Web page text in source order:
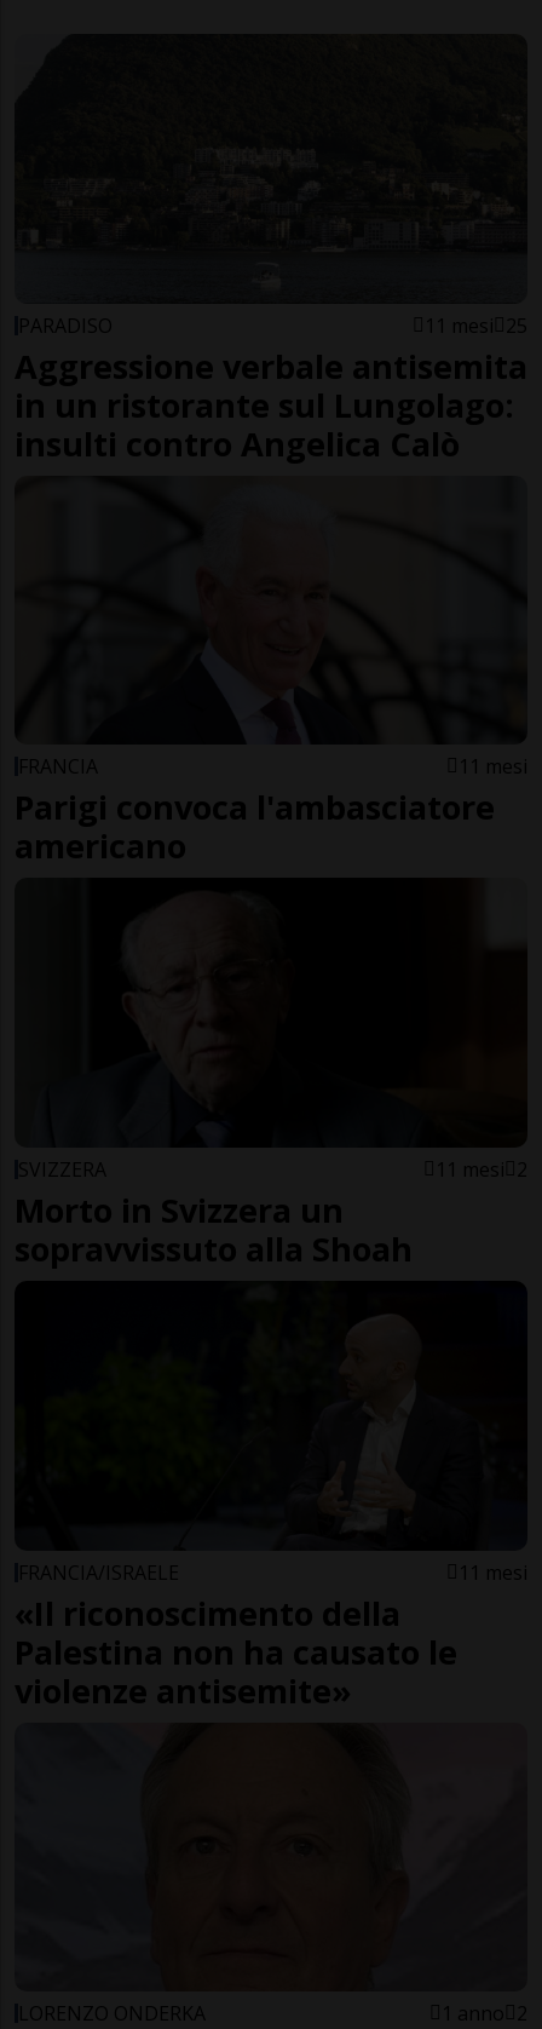
PARADISO 11 mesi 25
Aggressione verbale antisemita
in un ristorante sul Lungolago:
insulti contro Angelica Calò
FRANCIA 11 mesi
Parigi convoca l'ambasciatore
americano
SVIZZERA 11 mesi 2
Morto in Svizzera un
sopravvissuto alla Shoah
FRANCIA/ISRAELE 11 mesi
«Il riconoscimento della
Palestina non ha causato le
violenze antisemite»
LORENZO ONDERKA 1 anno 2